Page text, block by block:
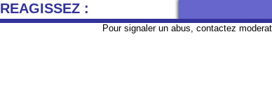
REAGISSEZ :
Pour signaler un abus, contactez